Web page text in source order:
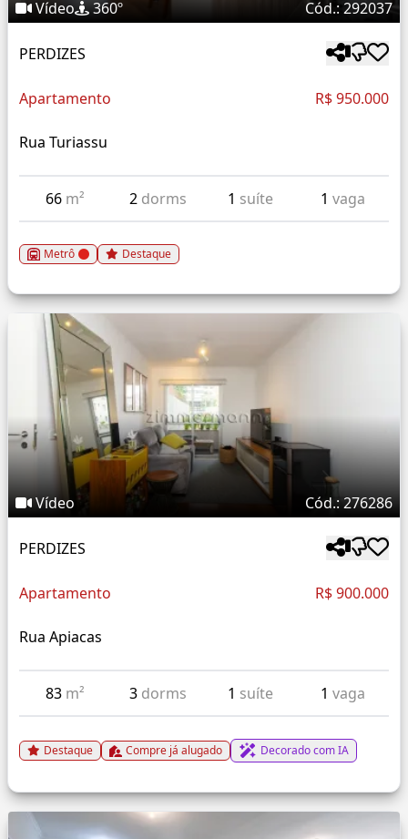
Vídeo 360º Cód.: 292037
PERDIZES
Apartamento R$ 950.000
Rua Turiassu
66 m² 2 dorms 1 suíte 1 vaga
Metrô Destaque
Vídeo Cód.: 276286
PERDIZES
Apartamento R$ 900.000
Rua Apiacas
83 m² 3 dorms 1 suíte 1 vaga
Destaque Compre já alugado Decorado com IA